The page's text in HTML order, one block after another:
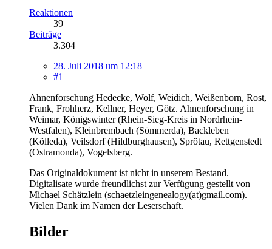
Reaktionen
39
Beiträge
3.304
28. Juli 2018 um 12:18
#1
Ahnenforschung Hedecke, Wolf, Weidich, Weißenborn, Rost,
Frank, Frohherz, Kellner, Heyer, Götz. Ahnenforschung in
Weimar, Königswinter (Rhein-Sieg-Kreis in Nordrhein-
Westfalen), Kleinbrembach (Sömmerda), Backleben
(Kölleda), Veilsdorf (Hildburghausen), Sprötau, Rettgenstedt
(Ostramonda), Vogelsberg.
Das Originaldokument ist nicht in unserem Bestand.
Digitalisate wurde freundlichst zur Verfügung gestellt von
Michael Schätzlein (schaetzleingenealogy(at)gmail.com).
Vielen Dank im Namen der Leserschaft.
Bilder